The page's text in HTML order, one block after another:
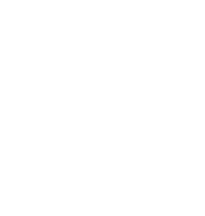
DE LA BISEXUALITÉ